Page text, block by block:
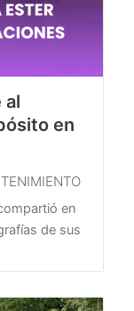
al
en
en
de sus